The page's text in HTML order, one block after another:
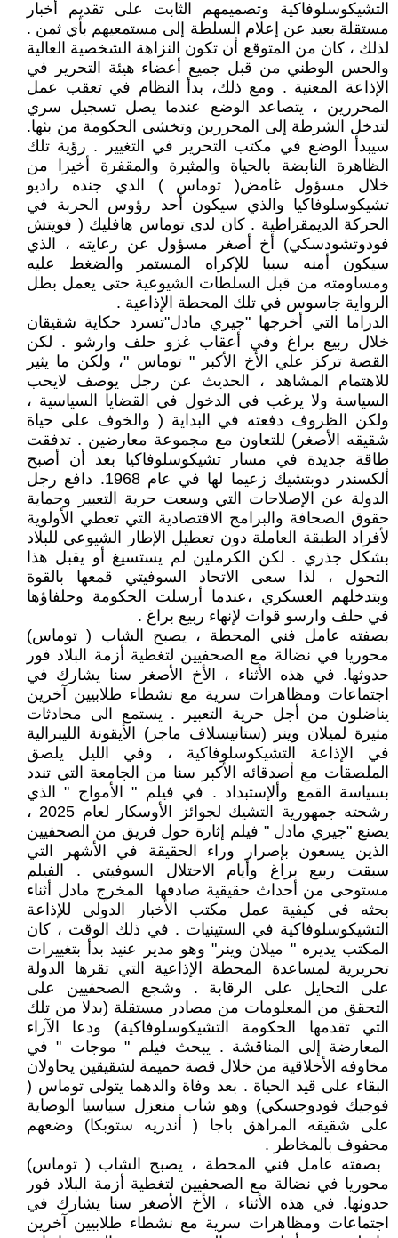
التشيكوسلوفاكية وتصميمهم الثابت على تقديم أخبار
مستقلة بعيد عن إعلام السلطة إلى مستمعيهم بأي ثمن .
لذلك ، كان من المتوقع أن تكون النزاهة الشخصية العالية
والحس الوطني من قبل جميع أعضاء هيئة التحرير في
الإذاعة المعنية . ومع ذلك، بدأ النظام في تعقب عمل
المحررين ، يتصاعد الوضع عندما يصل تسجيل سري
لتدخل الشرطة إلى المحررين وتخشى الحكومة من بثها.
سيبدأ الوضع في مكتب التحرير في التغيير . رؤية تلك
الظاهرة النابضة بالحياة والمثيرة والمقفرة أخيرا من
خلال مسؤول غامض( توماس ) الذي جنده راديو
تشيكوسلوفاكيا والذي سيكون أحد رؤوس الحربة في
الحركة الديمقراطية . كان لدى توماس هافليك ( فويتش
فودوتشودسكي) أخ أصغر مسؤول عن رعايته ، الذي
سيكون أمنه سببا للإكراه المستمر والضغط عليه
ومساومته من قبل السلطات الشيوعية حتى يعمل بطل
الرواية جاسوس في تلك المحطة الإذاعية .
الدراما التي أخرجها "جيري مادل"تسرد حكاية شقيقان
خلال ربيع براغ وفي أعقاب غزو حلف وارشو . لكن
القصة تركز علي الأخ الأكبر " توماس "، ولكن ما يثير
للاهتمام المشاهد ، الحديث عن رجل يوصف لايحب
السياسة ولا يرغب في الدخول في القضايا السياسية ،
ولكن الظروف دفعته في البداية ( والخوف على حياة
شقيقه الأصغر) للتعاون مع مجموعة معارضين . تدفقت
طاقة جديدة في مسار تشيكوسلوفاكيا بعد أن أصبح
ألكسندر دوبتشيك زعيما لها في عام 1968. دافع رجل
الدولة عن الإصلاحات التي وسعت حرية التعبير وحماية
حقوق الصحافة والبرامج الاقتصادية التي تعطي الأولوية
لأفراد الطبقة العاملة دون تعطيل الإطار الشيوعي للبلاد
بشكل جذري . لكن الكرملين لم يستسيغ أو يقبل هذا
التحول ، لذا سعى الاتحاد السوفيتي قمعها بالقوة
وبتدخلهم العسكري ،عندما أرسلت الحكومة وحلفاؤها
في حلف وارسو قوات لإنهاء ربيع براغ .
بصفته عامل فني المحطة ، يصبح الشاب ( توماس)
محوريا في نضالة مع الصحفيين لتغطية أزمة البلاد فور
حدوثها. في هذه الأثناء ، الأخ الأصغر سنا يشارك في
اجتماعات ومظاهرات سرية مع نشطاء طلابيين آخرين
يناضلون من أجل حرية التعبير . يستمع الى محادثات
مثيرة لميلان وينر (ستانيسلاف ماجر) الأيقونة الليبرالية
في الإذاعة التشيكوسلوفاكية ، وفي الليل يلصق
الملصقات مع أصدقائه الأكبر سنا من الجامعة التي تندد
بسياسة القمع وألإستبداد . في فيلم " ‏‏الأمواج " ‏‏الذي
رشحته جمهورية التشيك لجوائز الأوسكار لعام 2025 ،
يصنع "جيري مادل " فيلم إثارة حول فريق من الصحفيين
الذين يسعون بإصرار وراء الحقيقة في الأشهر التي
سبقت ربيع براغ وأيام الاحتلال السوفيتي . الفيلم
مستوحى من أحداث حقيقية صادفها ‏‏ المخرج مادل ‏‏أثناء
بحثه في كيفية عمل مكتب الأخبار الدولي للإذاعة
التشيكوسلوفاكية في الستينيات . في ذلك الوقت ، كان
المكتب يديره " ميلان وينر" وهو مدير عنيد بدأ بتغييرات
تحريرية لمساعدة المحطة الإذاعية التي تقرها الدولة
على التحايل على الرقابة . وشجع الصحفيين على
التحقق من المعلومات من مصادر مستقلة (بدلا من تلك
التي تقدمها الحكومة التشيكوسلوفاكية) ودعا الآراء
المعارضة إلى المناقشة . يبحث فيلم " موجات " في
مخاوفه الأخلاقية من خلال قصة حميمة لشقيقين يحاولان
البقاء على قيد الحياة . بعد وفاة والدهما يتولى توماس (
فوجيك فودوجسكي) وهو شاب منعزل سياسيا الوصاية
على شقيقه المراهق باجا ( أندريه ستوبكا) وضعهم
محفوف بالمخاطر .
‏ بصفته عامل فني المحطة ، يصبح الشاب ( توماس)
محوريا في نضالة مع الصحفيين لتغطية أزمة البلاد فور
حدوثها. في هذه الأثناء ، الأخ الأصغر سنا يشارك في
اجتماعات ومظاهرات سرية مع نشطاء طلابيين آخرين